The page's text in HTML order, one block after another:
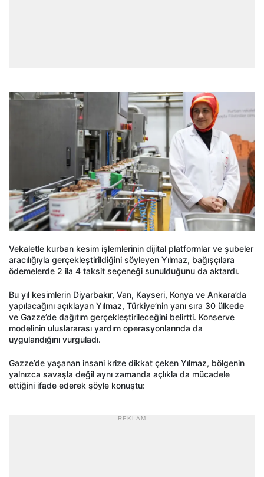
Vekaletle kurban kesim işlemlerinin dijital platformlar ve şubeler
aracılığıyla gerçekleştirildiğini söyleyen Yılmaz, bağışçılara
ödemelerde 2 ila 4 taksit seçeneği sunulduğunu da aktardı.
Bu yıl kesimlerin Diyarbakır, Van, Kayseri, Konya ve Ankara’da
yapılacağını açıklayan Yılmaz, Türkiye’nin yanı sıra 30 ülkede
ve Gazze’de dağıtım gerçekleştirileceğini belirtti. Konserve
modelinin uluslararası yardım operasyonlarında da
uygulandığını vurguladı.
Gazze’de yaşanan insani krize dikkat çeken Yılmaz, bölgenin
yalnızca savaşla değil aynı zamanda açlıkla da mücadele
ettiğini ifade ederek şöyle konuştu:
- REKLAM -